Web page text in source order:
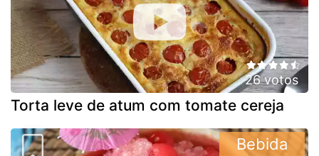
26 votos
Torta leve de atum com tomate cereja
Bebida